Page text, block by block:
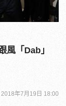
風「Dab」
2018年7月19日 18:00